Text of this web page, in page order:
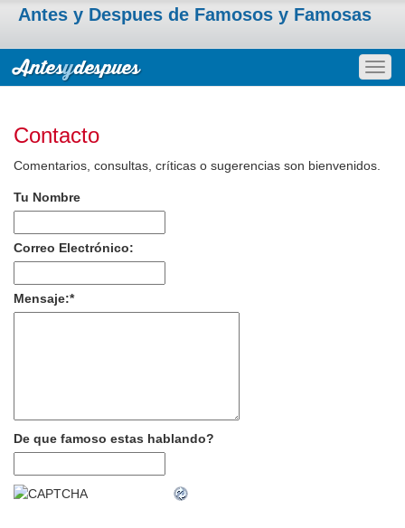
Antes y Despues de Famosos y Famosas
Contacto
Comentarios, consultas, críticas o sugerencias son bienvenidos.
Tu Nombre
Correo Electrónico:
Mensaje:*
De que famoso estas hablando?